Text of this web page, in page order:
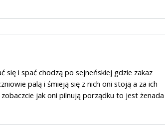
się i spać chodzą po sejneńskiej gdzie zakaz
palą i śmieją się z nich oni stoją a za ich
jak oni pilnują porządku to jest żenada